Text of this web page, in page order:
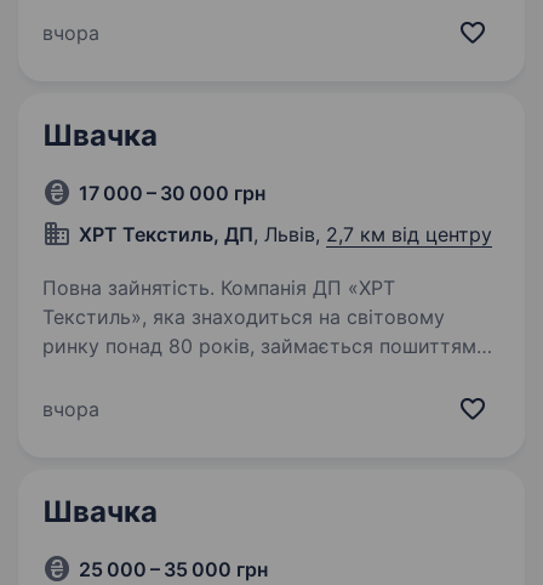
високооплачувану роботу для ШВАЧОК
вчора
Швачка
17 000 – 30 000 грн
ХРТ Текстиль, ДП, Львів, 2,7 км від центру
Повна зайнятість. Компанія ДП «ХРТ
Текстиль», яка знаходиться на світовому
ринку понад 80 років, займається пошиттям
білизни шукає у свою команду швачок
вчора
Швачка
25 000 – 35 000 грн